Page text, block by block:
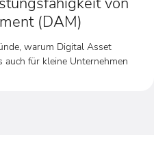
(DAM)
warum Digital Asset
für kleine Unternehmen